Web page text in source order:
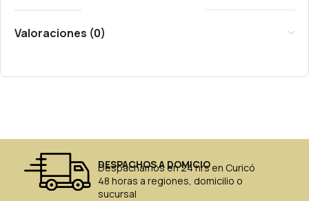
Valoraciones (0)
DESPACHOS A DOMICIO
Despachamos en 24 hrs en Curicó
48 horas a regiones, domicilio o
sucursal